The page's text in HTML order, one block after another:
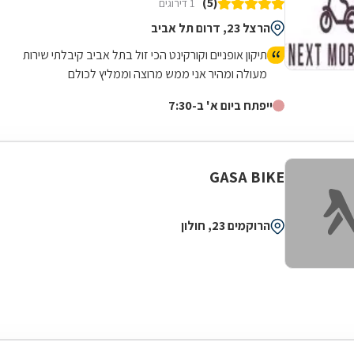
1 דירוגים
הרצל 23, דרום תל אביב
תיקון אופניים וקורקינט הכי זול בתל אביב קיבלתי שירות
מעולה ומהיר אני ממש מרוצה וממליץ לכולם
ייפתח ביום א' ב-7:30
GASA BIKE
הרוקמים 23, חולון